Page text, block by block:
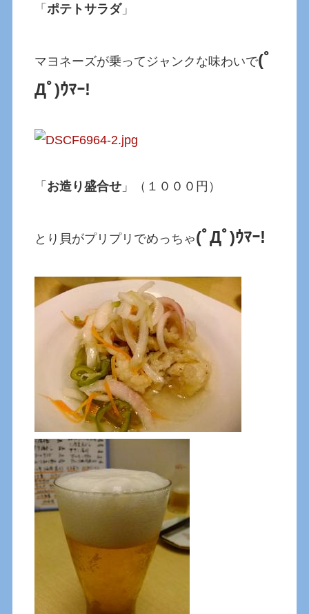
「ポテトサラダ」
マヨネーズが乗ってジャンクな味わいで(ﾟ
Дﾟ)ｳﾏｰ!
「 お造り盛合せ 」（１０００円）
とり貝がプリプリでめっちゃ(ﾟДﾟ)ｳﾏｰ!